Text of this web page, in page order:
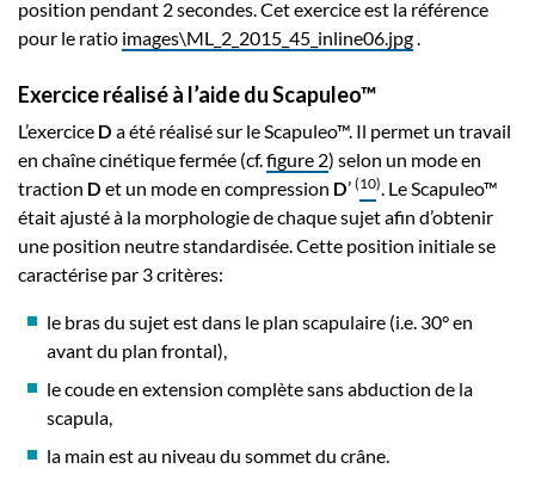
position pendant 2 secondes. Cet exercice est la référence
pour le ratio images\ML_2_2015_45_inline06.jpg.
Exercice réalisé à l’aide du Scapuleo™
L’exercice D a été réalisé sur le Scapuleo™. Il permet un travail
en chaîne cinétique fermée (cf.figure 2) selon un mode en
traction D et un mode en compression D’ (10). Le Scapuleo™
était ajusté à la morphologie de chaque sujet afin d’obtenir
une position neutre standardisée. Cette position initiale se
caractérise par 3 critères:
le bras du sujet est dans le plan scapulaire (i.e. 30° en
avant du plan frontal),
le coude en extension complète sans abduction de la
scapula,
la main est au niveau du sommet du crâne.